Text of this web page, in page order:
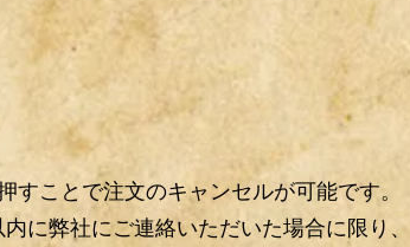
ことで注文のキャンセルが可能です。
に弊社にご連絡いただいた場合に限り、